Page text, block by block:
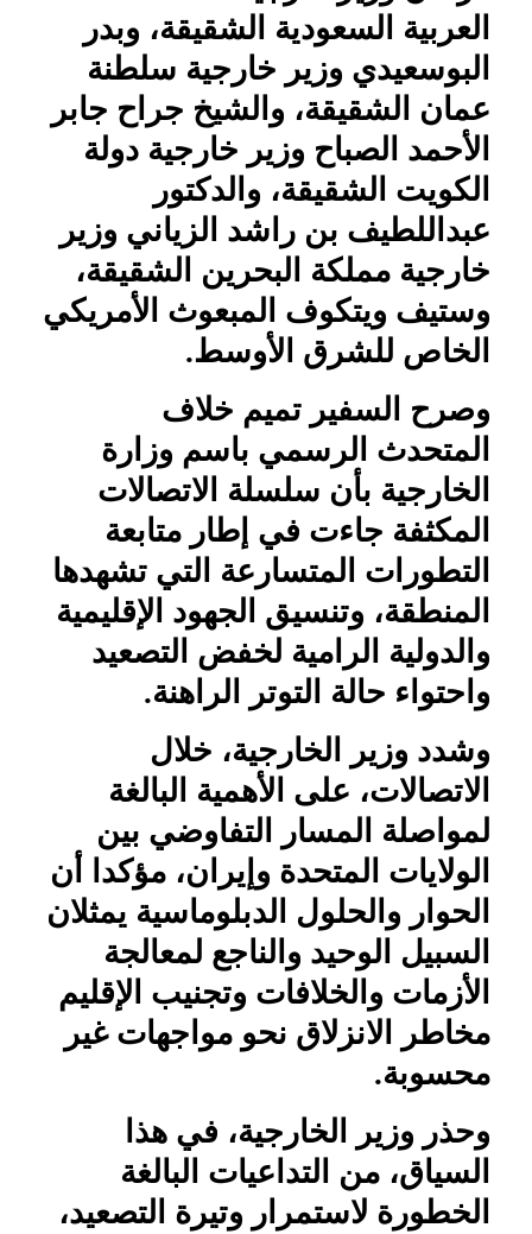
العربية السعودية الشقيقة، وبدر
البوسعيدي وزير خارجية سلطنة
عمان الشقيقة، والشيخ جراح جابر
الأحمد الصباح وزير خارجية دولة
الكويت الشقيقة، والدكتور
عبداللطيف بن راشد الزياني وزير
خارجية مملكة البحرين الشقيقة،
وستيف ويتكوف المبعوث الأمريكي
الخاص للشرق الأوسط.
وصرح السفير تميم خلاف
المتحدث الرسمي باسم وزارة
الخارجية بأن سلسلة الاتصالات
المكثفة جاءت في إطار متابعة
التطورات المتسارعة التي تشهدها
المنطقة، وتنسيق الجهود الإقليمية
والدولية الرامية لخفض التصعيد
واحتواء حالة التوتر الراهنة.
وشدد وزير الخارجية، خلال
الاتصالات، على الأهمية البالغة
لمواصلة المسار التفاوضي بين
الولايات المتحدة وإيران، مؤكدا أن
الحوار والحلول الدبلوماسية يمثلان
السبيل الوحيد والناجع لمعالجة
الأزمات والخلافات وتجنيب الإقليم
مخاطر الانزلاق نحو مواجهات غير
محسوبة.
وحذر وزير الخارجية، في هذا
السياق، من التداعيات البالغة
الخطورة لاستمرار وتيرة التصعيد،